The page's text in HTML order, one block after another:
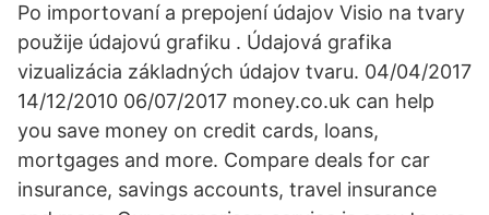
Po importovaní a prepojení údajov Visio na tvary
použije údajovú grafiku . Údajová grafika
vizualizácia základných údajov tvaru. 04/04/2017
14/12/2010 06/07/2017 money.co.uk can help
you save money on credit cards, loans,
mortgages and more. Compare deals for car
insurance, savings accounts, travel insurance